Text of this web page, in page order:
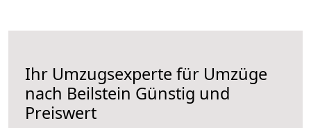
Ihr Umzugsexperte für Umzüge
nach Beilstein Günstig und
Preiswert